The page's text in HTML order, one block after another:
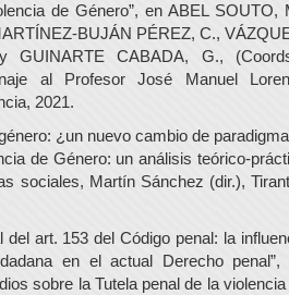
de Género”, en ABEL SOUTO,
BUJÁN PÉREZ, C.,
GUINARTE CABADA, G.,
al Profesor José Manuel
2021.
¿un nuevo cambio de
de Género: un análisis teórico-
sociales, Martín Sánchez (dir.),
del art. 153 del Código penal: la
en el actual Derecho penal”,
sobre la Tutela penal de la violencia